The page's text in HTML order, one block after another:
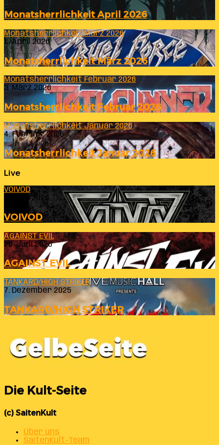
Monatsherrlichkeit April 2026
Monatsherrlichkeit März 2026
1. April 2026
Monatsherrlichkeit März 2026
Monatsherrlichkeit Februar 2026
3. März 2026
Monatsherrlichkeit Februar 2026
Monatsherrlichkeit Januar 2026
4. Februar 2026
Monatsherrlichkeit Januar 2026
Live
VOIVOD
23. Juli 2026
VOIVOD
AGAINST EVIL
26. Juni 2026
AGAINST EVIL
TANKARD/HIGH STRIKER
7. Dezember 2025
TANKARD/HIGH STRIKER
Die Kult-Seite
(c) SaitenKult
Über uns
SaitenKult-Team